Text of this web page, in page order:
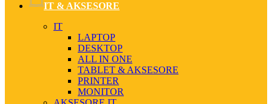
IT & AKSESORE
IT
LAPTOP
DESKTOP
ALL IN ONE
TABLET & AKSESORE
PRINTER
MONITOR